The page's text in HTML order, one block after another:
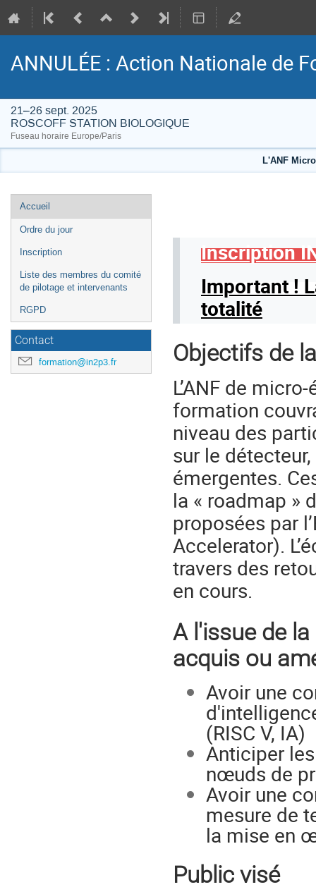
ANNULÉE : Action Nationale de
21–26 sept. 2025
ROSCOFF STATION BIOLOGIQUE
Fuseau horaire Europe/Paris
L'ANF
Menu
de
l'événement
Accueil
Ordre du jour
Inscription
Liste des membres du comité
de pilotage et intervenants
RGPD
Contact
formation@in2p3.fr
Inscription
Important !
totalité
Objectifs de
L’ANF de
formation
niveau des
sur le
émergentes.
la « roadmap »
proposées par
Accelerator).
travers des
en cours.
A l'issue de
acquis ou
Avoir une
(RISC V, IA)
Anticiper
nœuds de
Avoir une
mesure de
la mise en
Public visé